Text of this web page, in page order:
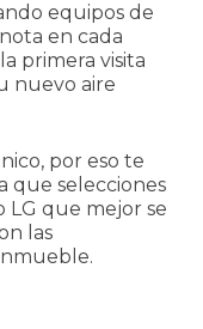
equipos de
en cada
primera visita
nuevo aire
por eso te
que selecciones
LG que mejor se
las